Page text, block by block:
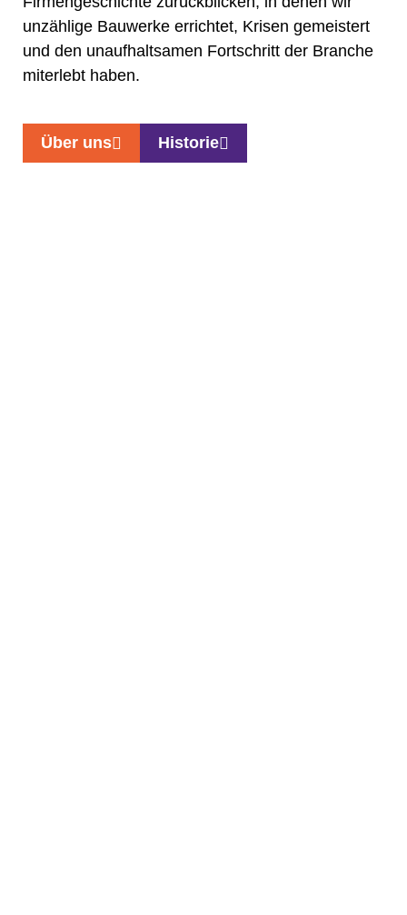
unzählige Bauwerke errichtet, Krisen gemeistert
und den unaufhaltsamen Fortschritt der Branche
miterlebt haben.
Über uns Historie